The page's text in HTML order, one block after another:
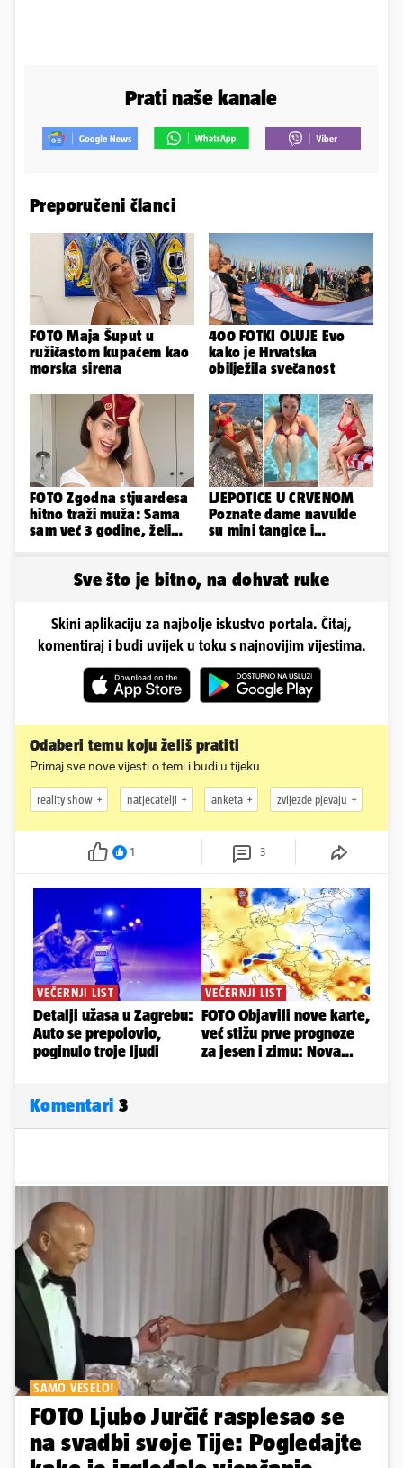
Prati naše kanale
Preporučeni članci
FOTO Maja Šuput u
ružičastom kupaćem kao
morska sirena
400 FOTKI OLUJE Evo
kako je Hrvatska
obilježila svečanost
FOTO Zgodna stjuardesa
hitno traži muža: Sama
sam već 3 godine, želim
LJEPOTICE U CRVENOM
Poznate dame navukle
su mini tangice i
Sve što je bitno, na dohvat ruke
Skini aplikaciju za najbolje iskustvo portala. Čitaj,
komentiraj i budi uvijek u toku s najnovijim vijestima.
Odaberi temu koju želiš pratiti
Primaj sve nove vijesti o temi i budi u tijeku
reality show natjecatelji anketa zvijezde pjevaju
1 3
Komentari 3
SAMO VESELO!
FOTO Ljubo Jurčić rasplesao se
na svadbi svoje Tije: Pogledajte